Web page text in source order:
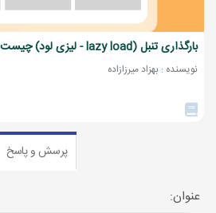
بارگذاری تنبل (lazy load - لیزی لود) چیست؟
نویسنده : بهزاد میرزازاده
پرسش و پاسخ
عنوان: